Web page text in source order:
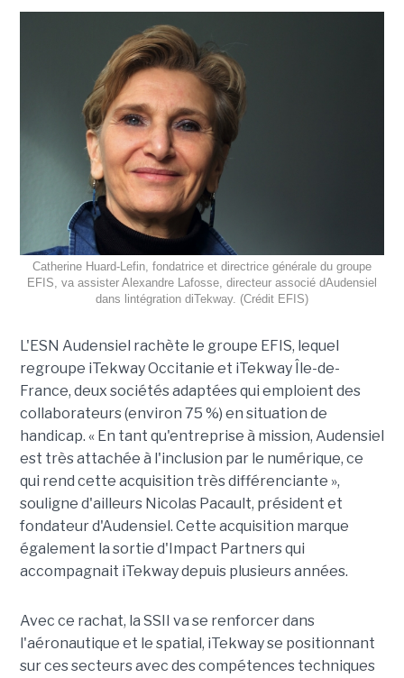
Catherine Huard-Lefin, fondatrice et directrice générale du groupe
EFIS, va assister Alexandre Lafosse, directeur associé dAudensiel
dans lintégration diTekway. (Crédit EFIS)
L'ESN Audensiel rachète le groupe EFIS, lequel
regroupe iTekway Occitanie et iTekway Île-de-
France, deux sociétés adaptées qui emploient des
collaborateurs (environ 75 %) en situation de
handicap. « En tant qu'entreprise à mission, Audensiel
est très attachée à l'inclusion par le numérique, ce
qui rend cette acquisition très différenciante »,
souligne d'ailleurs Nicolas Pacault, président et
fondateur d'Audensiel. Cette acquisition marque
également la sortie d'Impact Partners qui
accompagnait iTekway depuis plusieurs années.
Avec ce rachat, la SSII va se renforcer dans
l'aéronautique et le spatial, iTekway se positionnant
sur ces secteurs avec des compétences techniques